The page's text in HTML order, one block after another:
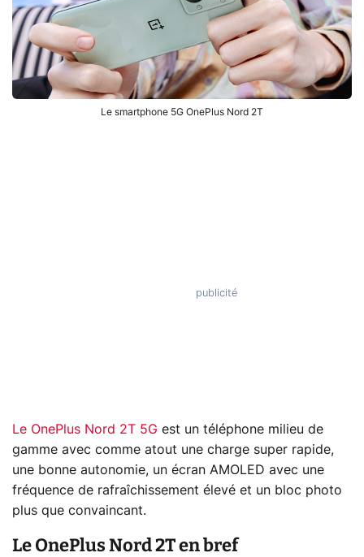
Le smartphone 5G OnePlus Nord 2T
Le OnePlus Nord 2T 5G est un téléphone milieu de
gamme avec comme atout une charge super rapide,
une bonne autonomie, un écran AMOLED avec une
fréquence de rafraîchissement élevé et un bloc photo
plus que convaincant.
Le OnePlus Nord 2T en bref